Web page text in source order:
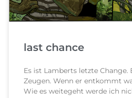
last chance
Es ist Lamberts letzte Change.
Zeugen. Wenn er entkommt
Wie es weitegeht werde ich